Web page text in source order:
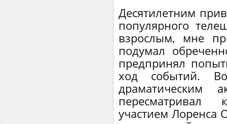
Десятилетним
популярного
взрослым, мне
подумал
предпринял
ход событий.
драматическим
пересматривал
участием